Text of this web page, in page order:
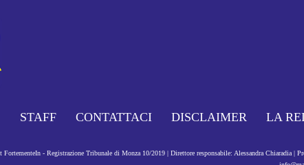
STAFF CONTATTACI DISCLAIMER LA
- Registrazione Tribunale di Monza 10/2019 | Direttore responsabile: Alessandra Chiaradia